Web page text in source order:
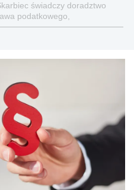
świadczy doradztwo
podatkowego,
i karnego.